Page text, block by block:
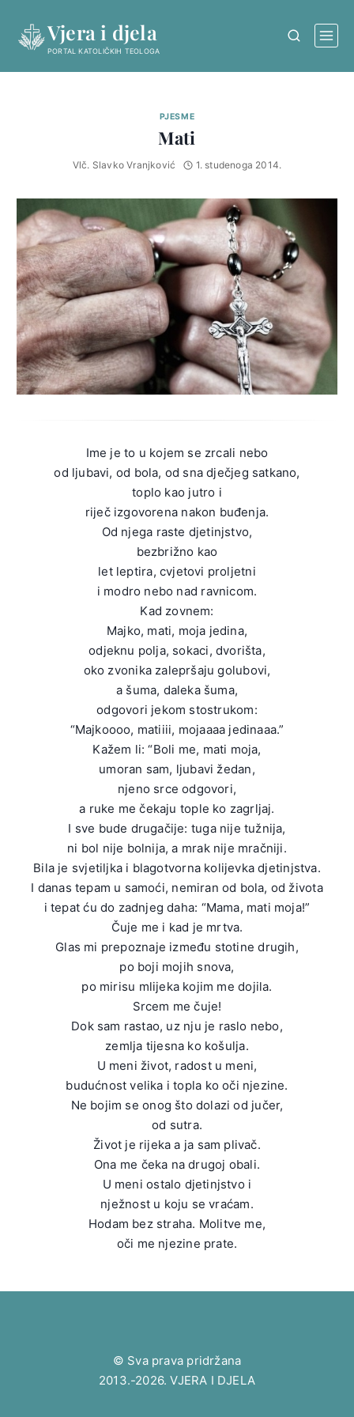
content
Vjera i djela
PORTAL KATOLIČKIH TEOLOGA
PJESME
Mati
Vlč. Slavko Vranjković 1. studenoga 2014.
Ime je to u kojem se zrcali nebo
od ljubavi, od bola, od sna dječjeg satkano,
toplo kao jutro i
riječ izgovorena nakon buđenja.
Od njega raste djetinjstvo,
bezbrižno kao
let leptira, cvjetovi proljetni
i modro nebo nad ravnicom.
Kad zovnem:
Majko, mati, moja jedina,
odjeknu polja, sokaci, dvorišta,
oko zvonika zalepršaju golubovi,
a šuma, daleka šuma,
odgovori jekom stostrukom:
“Majkoooo, matiiii, mojaaaa jedinaaa.”
Kažem li: “Boli me, mati moja,
umoran sam, ljubavi žedan,
njeno srce odgovori,
a ruke me čekaju tople ko zagrljaj.
I sve bude drugačije: tuga nije tužnija,
ni bol nije bolnija, a mrak nije mračniji.
Bila je svjetiljka i blagotvorna kolijevka djetinjstva.
I danas tepam u samoći, nemiran od bola, od života
i tepat ću do zadnjeg daha: “Mama, mati moja!”
Čuje me i kad je mrtva.
Glas mi prepoznaje između stotine drugih,
po boji mojih snova,
po mirisu mlijeka kojim me dojila.
Srcem me čuje!
Dok sam rastao, uz nju je raslo nebo,
zemlja tijesna ko košulja.
U meni život, radost u meni,
budućnost velika i topla ko oči njezine.
Ne bojim se onog što dolazi od jučer,
od sutra.
Život je rijeka a ja sam plivač.
Ona me čeka na drugoj obali.
U meni ostalo djetinjstvo i
nježnost u koju se vraćam.
Hodam bez straha. Molitve me,
oči me njezine prate.
© Sva prava pridržana
2013.-2026. VJERA I DJELA